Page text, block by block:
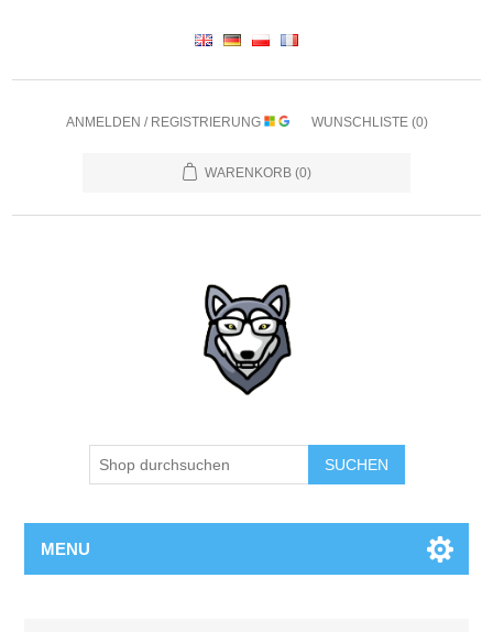
ANMELDEN / REGISTRIERUNG WUNSCHLISTE (0)
WARENKORB (0)
SUCHEN
MENU